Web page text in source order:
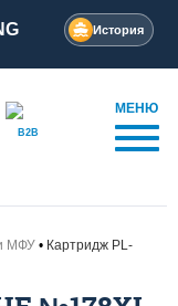
История
B2B
МЕНЮ
МФУ
Картридж PL-